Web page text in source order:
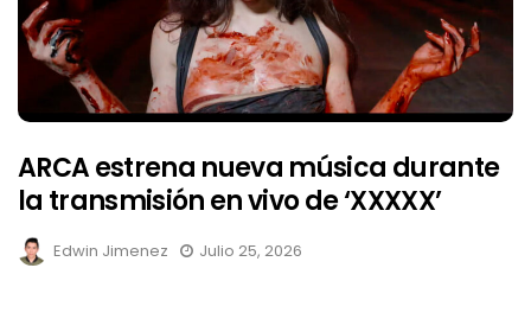
ARCA estrena nueva música durante
la transmisión en vivo de ‘XXXXX’
Edwin Jimenez Julio 25, 2026